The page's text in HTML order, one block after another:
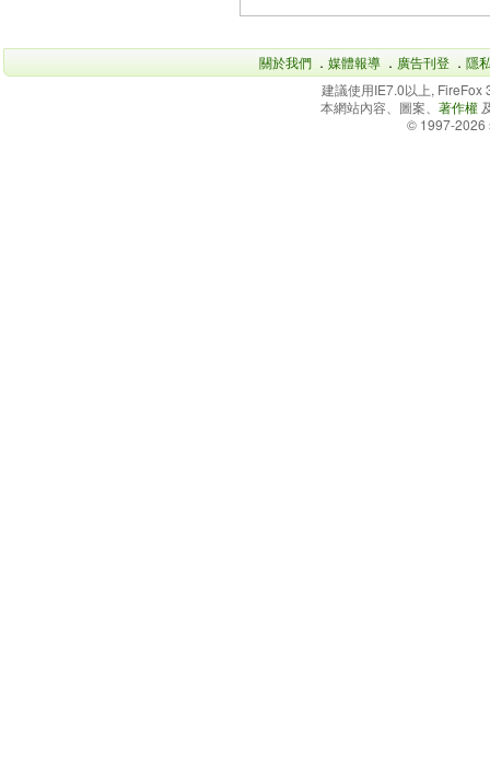
關於我們 ． 媒體報導 ． 廣告刊登 ． 隱
建議使用IE7.0以上,
本網站內容、圖案、 著作權
© 1997-2026